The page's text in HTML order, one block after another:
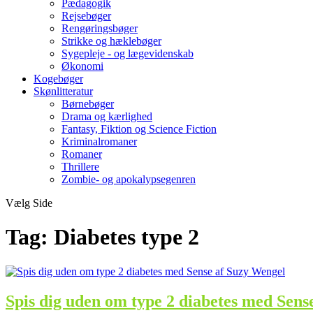
Pædagogik
Rejsebøger
Rengøringsbøger
Strikke og hæklebøger
Sygepleje - og lægevidenskab
Økonomi
Kogebøger
Skønlitteratur
Børnebøger
Drama og kærlighed
Fantasy, Fiktion og Science Fiction
Kriminalromaner
Romaner
Thrillere
Zombie- og apokalypsegenren
Vælg Side
Tag: Diabetes type 2
Spis dig uden om type 2 diabetes med